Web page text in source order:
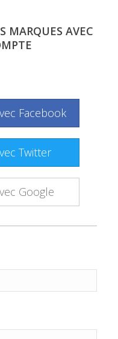
MARQUES AVEC
Facebook
Twitter
Google